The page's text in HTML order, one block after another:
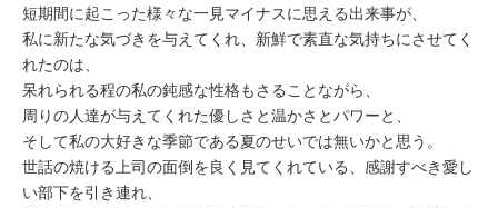
短期間に起こった様々な一見マイナスに思える出来事が、
私に新たな気づきを与えてくれ、新鮮で素直な気持ちにさせてく
れたのは、
呆れられる程の私の鈍感な性格もさることながら、
周りの人達が与えてくれた優しさと温かさとパワーと、
そして私の大好きな季節である夏のせいでは無いかと思う。
世話の焼ける上司の面倒を良く見てくれている、感謝すべき愛し
い部下を引き連れ、